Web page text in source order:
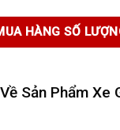
HÀNG SỐ
Sản Phẩm Xe